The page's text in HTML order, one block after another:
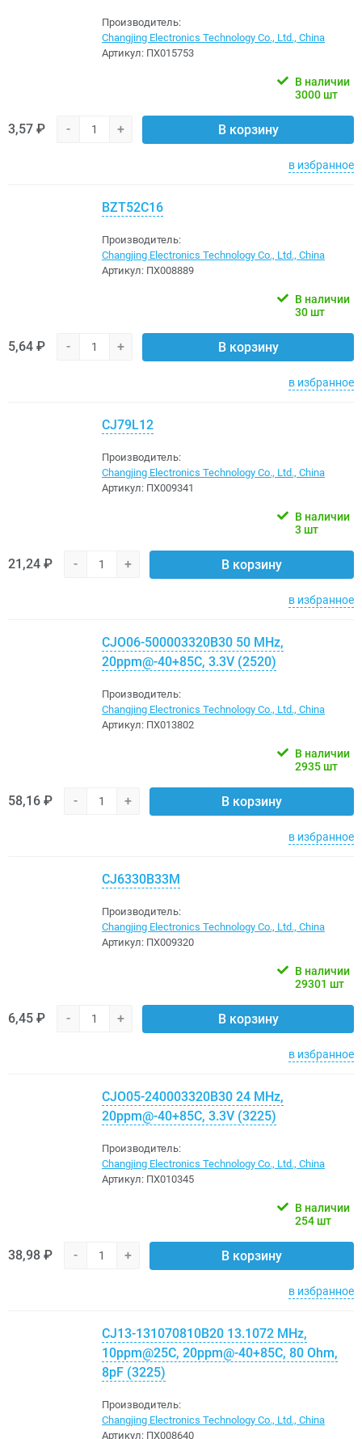
Производитель:
Changjing Electronics Technology Co., Ltd., China
Артикул: ПХ015753
В наличии
3000 шт
3,57 ₽ - + В корзину
в избранное
BZT52C16
Производитель:
Changjing Electronics Technology Co., Ltd., China
Артикул: ПХ008889
В наличии
30 шт
5,64 ₽ - + В корзину
в избранное
CJ79L12
Производитель:
Changjing Electronics Technology Co., Ltd., China
Артикул: ПХ009341
В наличии
3 шт
21,24 ₽ - + В корзину
в избранное
CJO06-500003320B30 50 MHz,
20ppm@-40+85C, 3.3V (2520)
Производитель:
Changjing Electronics Technology Co., Ltd., China
Артикул: ПХ013802
В наличии
2935 шт
58,16 ₽ - + В корзину
в избранное
CJ6330B33M
Производитель:
Changjing Electronics Technology Co., Ltd., China
Артикул: ПХ009320
В наличии
29301 шт
6,45 ₽ - + В корзину
в избранное
CJO05-240003320B30 24 MHz,
20ppm@-40+85C, 3.3V (3225)
Производитель:
Changjing Electronics Technology Co., Ltd., China
Артикул: ПХ010345
В наличии
254 шт
38,98 ₽ - + В корзину
в избранное
CJ13-131070810B20 13.1072 MHz,
10ppm@25C, 20ppm@-40+85C, 80 Ohm,
8pF (3225)
Производитель:
Changjing Electronics Technology Co., Ltd., China
Артикул: ПХ008640